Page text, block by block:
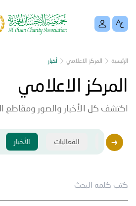
الرئيسية المركز الاعلامي أخبار
المركز الاعلامي
اكتشف كل الأخبار والصور ومقاطع
فيديو الفعاليات الأخبار